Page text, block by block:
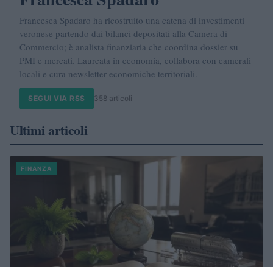
Francesca Spadaro ha ricostruito una catena di investimenti
veronese partendo dai bilanci depositati alla Camera di
Commercio; è analista finanziaria che coordina dossier su
PMI e mercati. Laureata in economia, collabora con camerali
locali e cura newsletter economiche territoriali.
SEGUI VIA RSS 358 articoli
Ultimi articoli
FINANZA